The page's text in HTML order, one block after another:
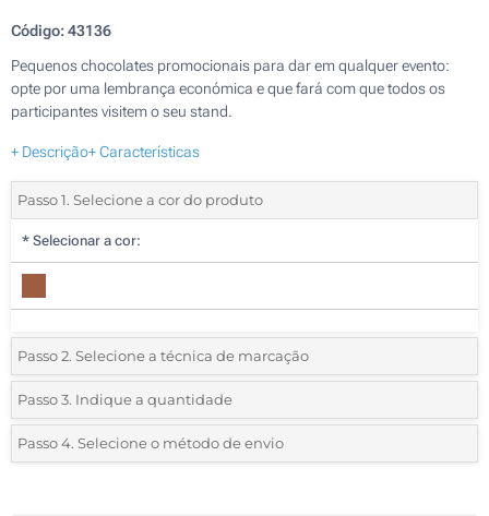
Código:43136
Pequenos chocolates promocionais para dar em qualquer evento:
opte por uma lembrança económica e que fará com que todos os
participantes visitem o seu stand.
+ Descrição+ Características
Passo 1. Selecione a cor do produto
* Selecionar a cor:
Passo 2. Selecione a técnica de marcação
*Selecione o tipo de marcação e as cores do logotipo:
Impressão digital a cores (Embalagem)
Passo 3. Indique a quantidade
*Quantidade mínima:500
Passo 4. Selecione o método de envio